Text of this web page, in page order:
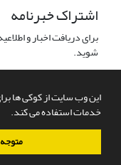
این وب سایت از کوکی ها
خدمات استفاده می کند.
اشتراک خبرنامه
برای دریافت اخبار و
شوید.
سامانه مدیریت نشریات